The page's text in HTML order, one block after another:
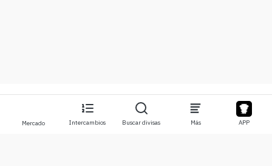
Mercado Intercambios Buscar divisas Más APP